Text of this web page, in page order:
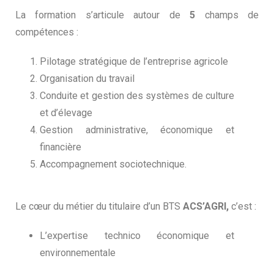
La formation s’articule autour de5 champs de
compétences :
Pilotage stratégique de l’entreprise agricole
Organisation du travail
Conduite et gestion des systèmes de culture
et d’élevage
Gestion administrative, économique et
financière
Accompagnement sociotechnique.
Le cœur du métier du titulaire d’un BTS ACS’AGRI, c’est :
L’expertise technico économique et
environnementale